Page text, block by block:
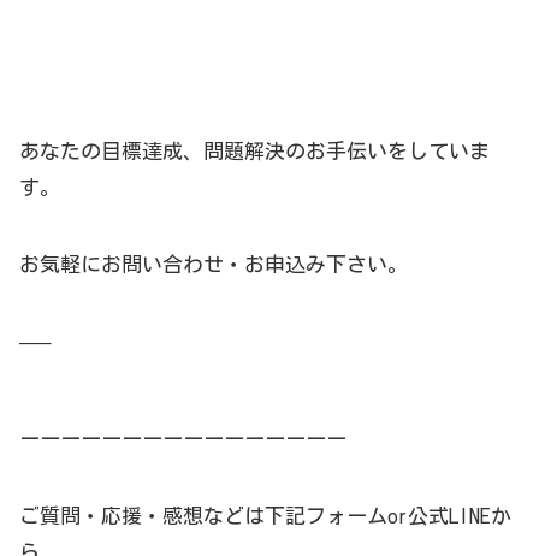
あなたの目標達成、問題解決のお手伝いをしていま
す。
お気軽にお問い合わせ・お申込み下さい。
—–
ーーーーーーーーーーーーーーーー
ご質問・応援・感想などは下記フォームor公式LINEか
ら